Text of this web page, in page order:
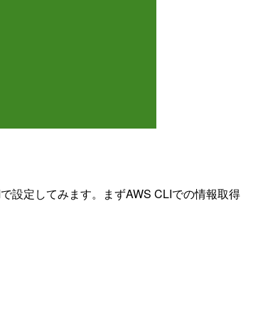
設定してみます。まずAWS CLIでの情報取得